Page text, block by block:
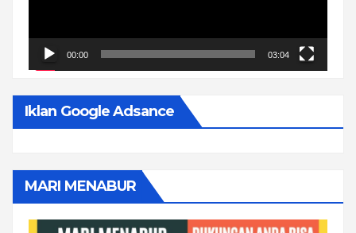
00:00 03:04
Iklan Google Adsance
MARI MENABUR